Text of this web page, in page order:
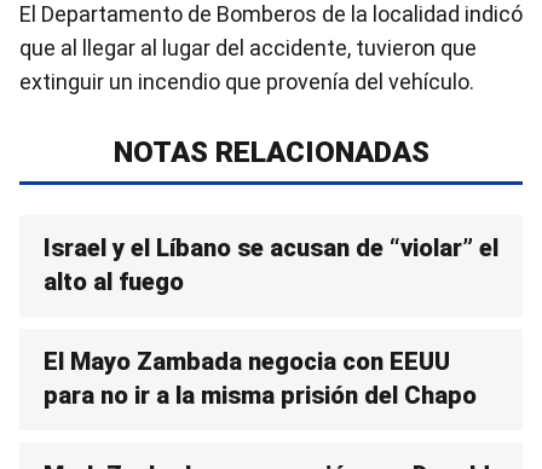
El Departamento de Bomberos de la localidad indicó
que al llegar al lugar del accidente, tuvieron que
extinguir un incendio que provenía del vehículo.
NOTAS RELACIONADAS
Israel y el Líbano se acusan de “violar” el
alto al fuego
El Mayo Zambada negocia con EEUU
para no ir a la misma prisión del Chapo